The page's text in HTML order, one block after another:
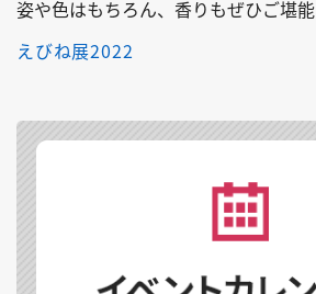
姿や色はもちろん、香りもぜひご堪
えびね展2022